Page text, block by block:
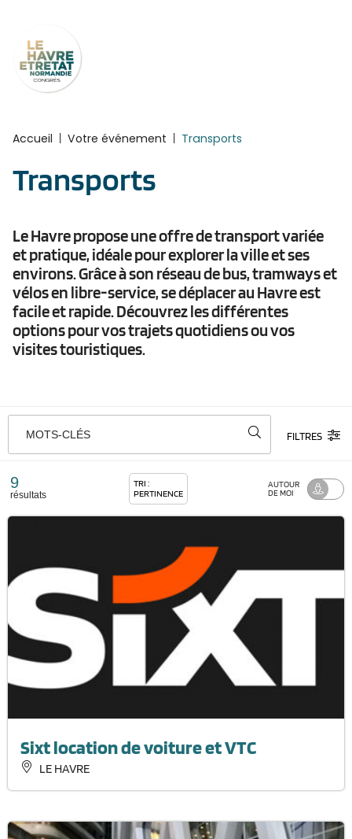
Accueil Votre événement Transports
Transports
Le Havre propose une offre de transport variée
et pratique, idéale pour explorer la ville et ses
environs. Grâce à son réseau de bus, tramways et
vélos en libre-service, se déplacer au Havre est
facile et rapide. Découvrez les différentes
options pour vos trajets quotidiens ou vos
visites touristiques.
MOTS-CLÉS FILTRES
9
résultats
TRI :
PERTINENCE
AUTOUR
DE MOI
Sixt location de voiture et VTC
LE HAVRE